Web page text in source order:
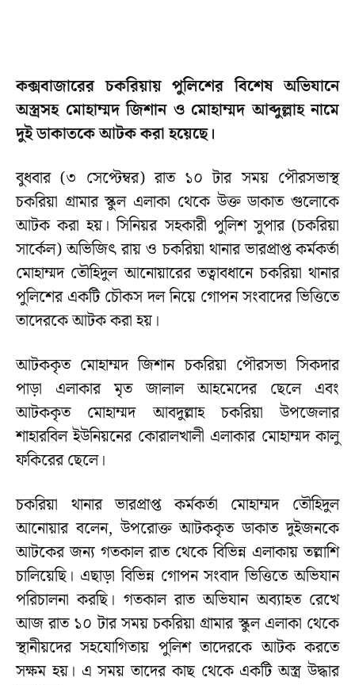
কক্সবাজারের চকরিয়ায় পুলিশের বিশেষ অভিযানে
অস্ত্রসহ মোহাম্মদ জিশান ও মোহাম্মদ আব্দুল্লাহ নামে
দুই ডাকাতকে আটক করা হয়েছে।
বুধবার (৩ সেপ্টেম্বর) রাত ১০ টার সময় পৌরসভাস্থ
চকরিয়া গ্রামার স্কুল এলাকা থেকে উক্ত ডাকাত গুলোকে
আটক করা হয়। সিনিয়র সহকারী পুলিশ সুপার (চকরিয়া
সার্কেল) অভিজিৎ রায় ও চকরিয়া থানার ভারপ্রাপ্ত কর্মকর্তা
মোহাম্মদ তৌহিদুল আনোয়ারের তত্বাবধানে চকরিয়া থানার
পুলিশের একটি চৌকস দল নিয়ে গোপন সংবাদের ভিত্তিতে
তাদেরকে আটক করা হয়।
আটককৃত মোহাম্মদ জিশান চকরিয়া পৌরসভা সিকদার
পাড়া এলাকার মৃত জালাল আহমেদের ছেলে এবং
আটককৃত মোহাম্মদ আবদুল্লাহ চকরিয়া উপজেলার
শাহারবিল ইউনিয়নের কোরালখালী এলাকার মোহাম্মদ কালু
ফকিরের ছেলে।
চকরিয়া থানার ভারপ্রাপ্ত কর্মকর্তা মোহাম্মদ তৌহিদুল
আনোয়ার বলেন, উপরোক্ত আটককৃত ডাকাত দুইজনকে
আটকের জন্য গতকাল রাত থেকে বিভিন্ন এলাকায় তল্লাশি
চালিয়েছি। এছাড়া বিভিন্ন গোপন সংবাদ ভিত্তিতে অভিযান
পরিচালনা করছি। গতকাল রাত অভিযান অব্যাহত রেখে
আজ রাত ১০ টার সময় চকরিয়া গ্রামার স্কুল এলাকা থেকে
স্থানীয়দের সহযোগিতায় পুলিশ তাদেরকে আটক করতে
সক্ষম হয়। এ সময় তাদের কাছ থেকে একটি অস্ত্র উদ্ধার